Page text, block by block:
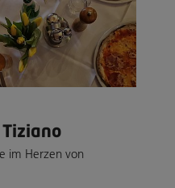
im Herzen von